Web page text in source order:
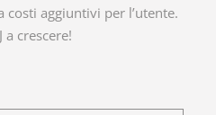
costi aggiuntivi per l’utente.
a crescere!